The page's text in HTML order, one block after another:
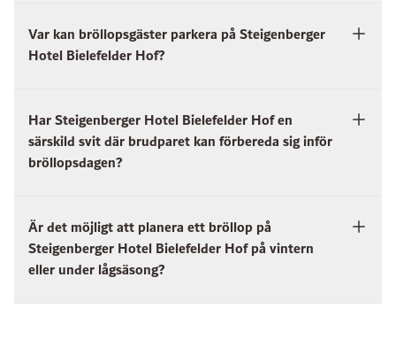
Var kan bröllopsgäster parkera på Steigenberger
Hotel Bielefelder Hof?
Har Steigenberger Hotel Bielefelder Hof en
särskild svit där brudparet kan förbereda sig inför
bröllopsdagen?
Är det möjligt att planera ett bröllop på
Steigenberger Hotel Bielefelder Hof på vintern
eller under lågsäsong?